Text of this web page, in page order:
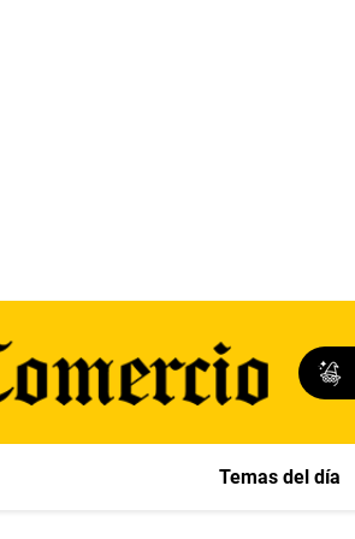
Temas del día